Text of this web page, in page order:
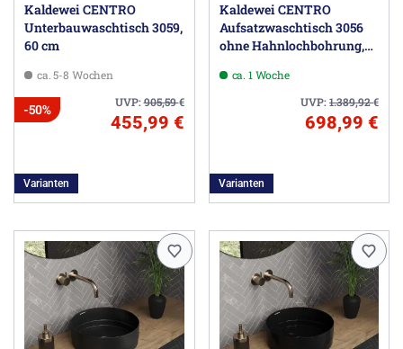
Kaldewei CENTRO
Unterbauwaschtisch 3059,
60 cm
ca. 5-8 Wochen
UVP:905,59€
-50%
455,99 €
Varianten
Kaldewei CENTRO
Aufsatzwaschtisch 3056
ohne Hahnlochbohrung,
ca. 1 Woche
UVP:1.389,92€
698,99 €
Varianten